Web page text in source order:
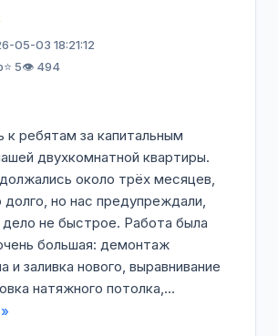
05-03 18:21:12
⭐ 5👁️ 494
ребятам за капитальным
двухкомнатной квартиры.
около трёх месяцев,
но нас предупреждали,
не быстрое. Работа была
большая: демонтаж
и заливка нового, выравнивание
натяжного потолка,...